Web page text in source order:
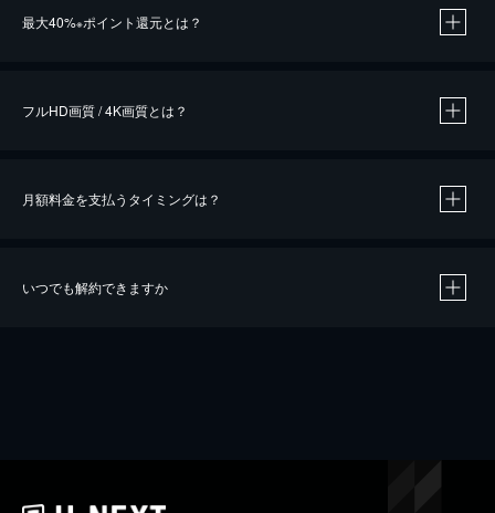
最大40%※ポイント還元とは？
※40％ポイント還元の対象は、クレジットカード決済による作品の購入 / レンタルです。
iOSアプリのUコイン決済による作品の購入 / レンタルは、20％のポイント還元です。
フルHD画質 / 4K画質とは？
月額料金を支払うタイミングは？
いつでも解約できますか